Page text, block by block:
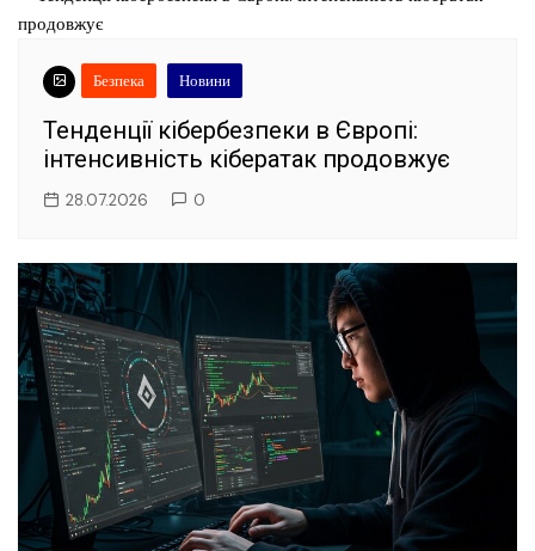
Безпека Новини
Тенденції кібербезпеки в Європі:
інтенсивність кібератак продовжує
28.07.2026 0